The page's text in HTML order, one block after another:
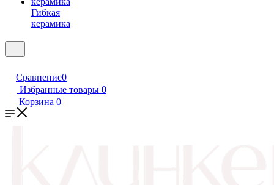
Гибкая
керамика
Сравнение0
Избранные товары 0
Корзина 0